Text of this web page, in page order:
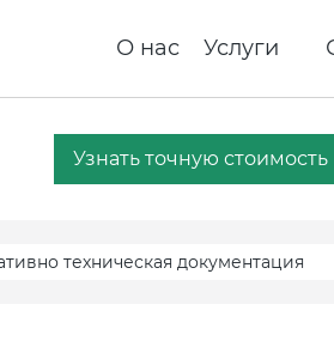
О нас Услуги
Узнать точную стоимость
техническая документация